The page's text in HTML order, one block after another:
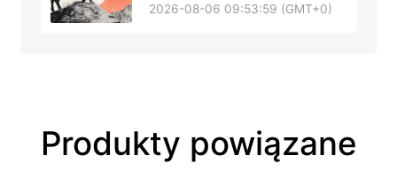
hike bets fade
2026-08-06 09:53:59 (GMT+0)
Produkty powiązane